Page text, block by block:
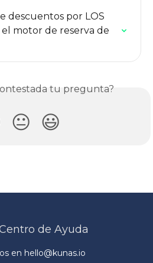
descuentos por LOS
motor de reserva de
tu pregunta?
😐 😃
en hello@kunas.io